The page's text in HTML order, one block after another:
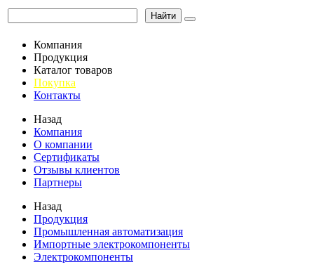
Найти
Компания
Продукция
Каталог товаров
Покупка
Контакты
Назад
Компания
О компании
Сертификаты
Отзывы клиентов
Партнеры
Назад
Продукция
Промышленная автоматизация
Импортные электрокомпоненты
Электрокомпоненты